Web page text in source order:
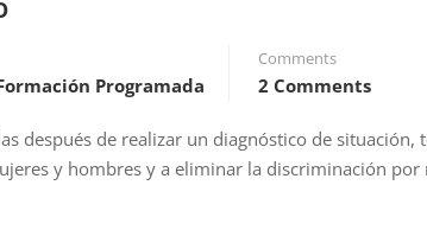
Programada
Comments
2 Comments
después de realizar un diagnóstico de situación,
y hombres y a eliminar la discriminación por